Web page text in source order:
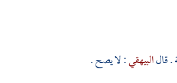
قالالبيهقي: لا يصح .